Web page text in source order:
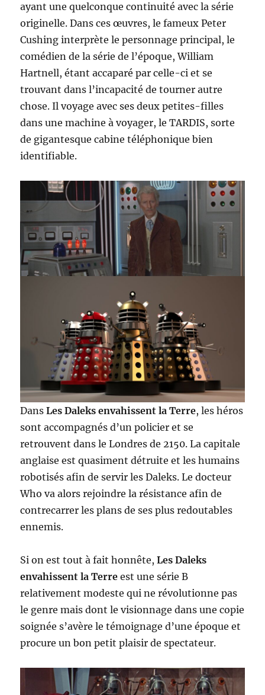
ayant une quelconque continuité avec la série
originelle. Dans ces œuvres, le fameux Peter
Cushing interprète le personnage principal, le
comédien de la série de l’époque, William
Hartnell, étant accaparé par celle-ci et se
trouvant dans l’incapacité de tourner autre
chose. Il voyage avec ses deux petites-filles
dans une machine à voyager, le TARDIS, sorte
de gigantesque cabine téléphonique bien
identifiable.
DansLes Daleks envahissent la Terre, les héros
sont accompagnés d’un policier et se
retrouvent dans le Londres de 2150. La capitale
anglaise est quasiment détruite et les humains
robotisés afin de servir les Daleks. Le docteur
Who va alors rejoindre la résistance afin de
contrecarrer les plans de ses plus redoutables
ennemis.
Si on est tout à fait honnête,Les Daleks
envahissent la Terre est une série B
relativement modeste qui ne révolutionne pas
le genre mais dont le visionnage dans une copie
soignée s’avère le témoignage d’une époque et
procure un bon petit plaisir de spectateur.